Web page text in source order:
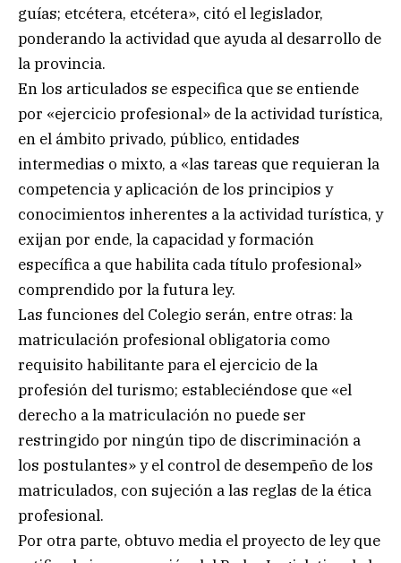
guías; etcétera, etcétera», citó el legislador,
ponderando la actividad que ayuda al desarrollo de
la provincia.
En los articulados se especifica que se entiende
por «ejercicio profesional» de la actividad turística,
en el ámbito privado, público, entidades
intermedias o mixto, a «las tareas que requieran la
competencia y aplicación de los principios y
conocimientos inherentes a la actividad turística, y
exijan por ende, la capacidad y formación
específica a que habilita cada título profesional»
comprendido por la futura ley.
Las funciones del Colegio serán, entre otras: la
matriculación profesional obligatoria como
requisito habilitante para el ejercicio de la
profesión del turismo; estableciéndose que «el
derecho a la matriculación no puede ser
restringido por ningún tipo de discriminación a
los postulantes» y el control de desempeño de los
matriculados, con sujeción a las reglas de la ética
profesional.
Por otra parte, obtuvo media el proyecto de ley que